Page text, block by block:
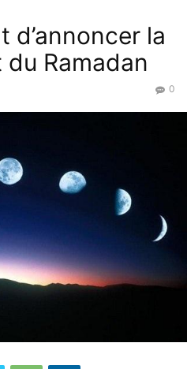
d’annoncer la
Ramadan
0